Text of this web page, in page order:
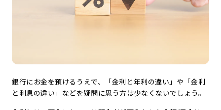
銀行にお金を預けるうえで、「金利と年利の違い」や「金利
と利息の違い」などを疑問に思う方は少なくないでしょう。